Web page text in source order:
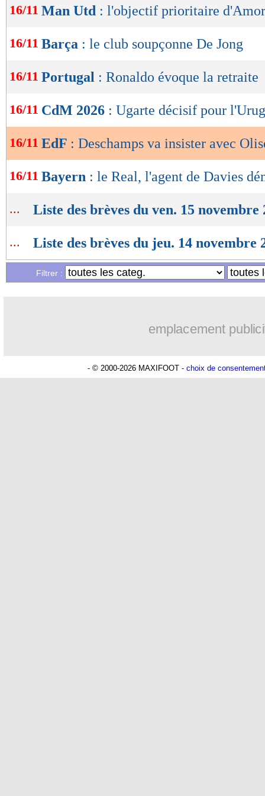
de
OK
16/11 Man Utd : l'objectif prioritaire
16/11 Barça : le club soupçonne De Jong
16/11 Portugal : Ronaldo évoque la retraite
16/11 CdM 2026 : Ugarte décisif pour
16/11 EdF : Deschamps va insister avec
16/11 Bayern : le Real, l'agent de Davies
... Liste des brèves du ven. 15 novembre
... Liste des brèves du jeu. 14 novembre
Filtrer :
emplacement
- © 2000-2026 MAXIFOOT - choix de